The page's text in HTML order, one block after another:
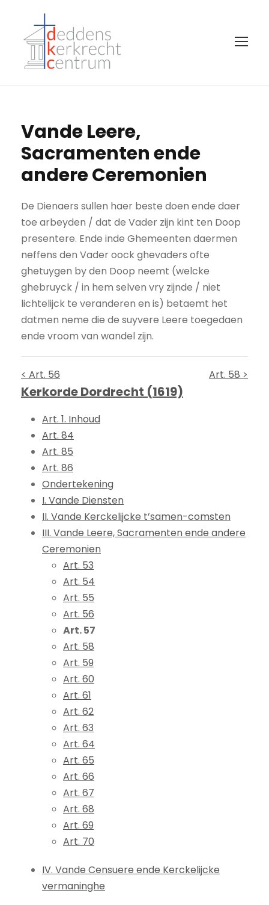
Vande Leere,
Sacramenten ende
andere Ceremonien
De Dienaers sullen haer beste doen ende daer
toe arbeyden / dat de Vader zijn kint ten Doop
presentere. Ende inde Ghemeenten daermen
neffens den Vader oock ghevaders ofte
ghetuygen by den Doop neemt (welcke
ghebruyck / in hem selven vry zijnde / niet
lichtelijck te veranderen en is) betaemt het
datmen neme die de suyvere Leere toegedaen
ende vroom van wandel zijn.
< Art. 56 Art. 58 >
Kerkorde Dordrecht (1619)
Art. 1. Inhoud
Art. 84
Art. 85
Art. 86
Ondertekening
I. Vande Diensten
II. Vande Kerckelijcke t’samen-comsten
III. Vande Leere, Sacramenten ende andere
Ceremonien
Art. 53
Art. 54
Art. 55
Art. 56
Art. 57
Art. 58
Art. 59
Art. 60
Art. 61
Art. 62
Art. 63
Art. 64
Art. 65
Art. 66
Art. 67
Art. 68
Art. 69
Art. 70
IV. Vande Censuere ende Kerckelijcke
vermaninghe